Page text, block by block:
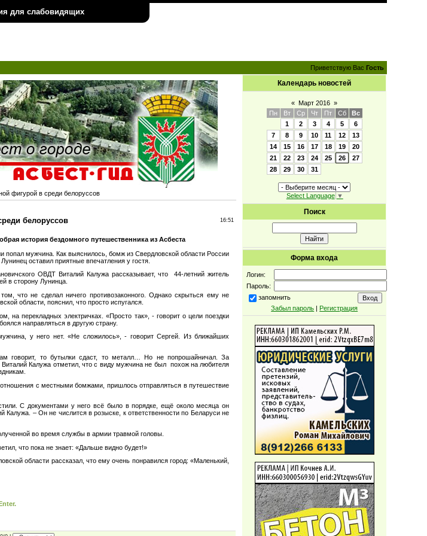
для слабовидящих
Приветствую Вас Гость
фигурой в среди белоруссов
белоруссов 16:51
история бездомного путешественника из Асбеста
попал мужчина. Как выяснилось, бомж из Свердловской области России
оставил приятные впечатления у гостя.
ОВДТ Виталий Калужа рассказывает, что 44-летний житель
в сторону Лунинца.
что не сделал ничего противозаконного. Однако скрыться ему не
области, пояснил, что просто испугался.
на перекладных электричках. «Просто так», - говорит о цели поездки
направляться в другую страну.
у него нет. «Не сложилось», - говорит Сергей. Из ближайших
говорит, то бутылки сдаст, то металл… Но не попрошайничал. За
Калужа отметил, что с виду мужчина не был похож на любителя
с местными бомжами, пришлось отправляться в путешествие
С документами у него всё было в порядке, ещё около месяца он
Калужа. – Он не числится в розыске, к ответственности по Беларуси не
во время службы в армии травмой головы.
что пока не знает: «Дальше видно будет!»
области рассказал, что ему очень понравился город: «Маленький,
Календарь новостей
« Март 2016 »
Пн
Вт Ср Чт Пт Сб
Вс
1
2 3 4 5
6
7
8 9 10 11 12
13
14
15 16 17 18 19
20
21
22 23 24 25 26
27
28
29 30 31
Select Language ▼
Поиск
Форма входа
Логин:
Пароль:
запомнить
Забыл пароль | Регистрация